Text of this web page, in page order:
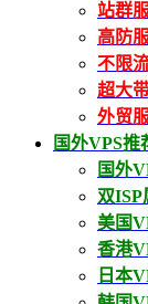
站群
高防
不限
超大
外贸
国外VPS推
国外
双
美国
香港
日本